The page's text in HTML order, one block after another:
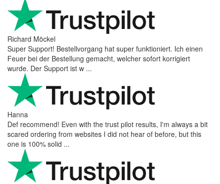
Richard Möckel
Super Support! Bestellvorgang hat super funktioniert. Ich einen
Feuer bei der Bestellung gemacht, welcher sofort korrigiert
wurde. Der Support ist w ...
Hanna
Def recommend! Even with the trust pilot results, I'm always a bit
scared ordering from websites I did not hear of before, but this
one is 100% solid ...